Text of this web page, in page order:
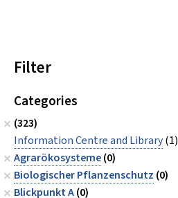
Filter
Categories
(323)
Information Centre and Library(1)
Agrarökosysteme(0)
Biologischer Pflanzenschutz (0)
Blickpunkt A(0)